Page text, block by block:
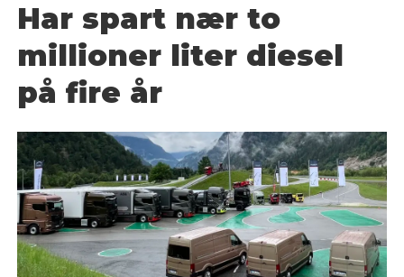
Har spart nær to
millioner liter diesel
på fire år